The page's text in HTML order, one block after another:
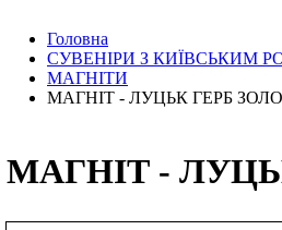
Головна
СУВЕНІРИ З КИЇВСЬКИМ
МАГНІТИ
МАГНІТ - ЛУЦЬК ГЕРБ
МАГНІТ -